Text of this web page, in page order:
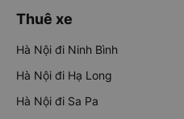
Thuê xe
Hà Nội đi Ninh Bình
Hà Nội đi Hạ Long
Hà Nội đi Sa Pa